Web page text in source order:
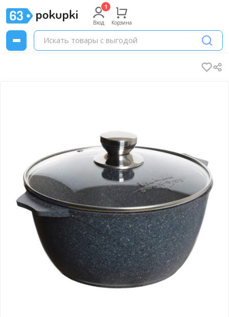
Вход Корзина